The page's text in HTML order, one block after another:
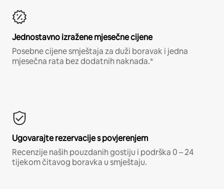
Jednostavno izražene mjesečne cijene
Posebne cijene smještaja za duži boravak i jedna
mjesečna rata bez dodatnih naknada.*
Ugovarajte rezervacije s povjerenjem
Recenzije naših pouzdanih gostiju i podrška 0 – 24
tijekom čitavog boravka u smještaju.